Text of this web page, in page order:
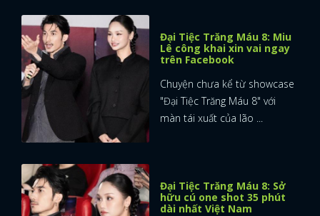
Đại Tiệc Trăng Máu 8: Miu
Lê công khai xin vai ngay
trên Facebook
Chuyện chưa kể từ showcase
"Đại Tiệc Trăng Máu 8" với
màn tái xuất của lão ...
Đại Tiệc Trăng Máu 8: Sở
hữu cú one shot 35 phút
dài nhất Việt Nam